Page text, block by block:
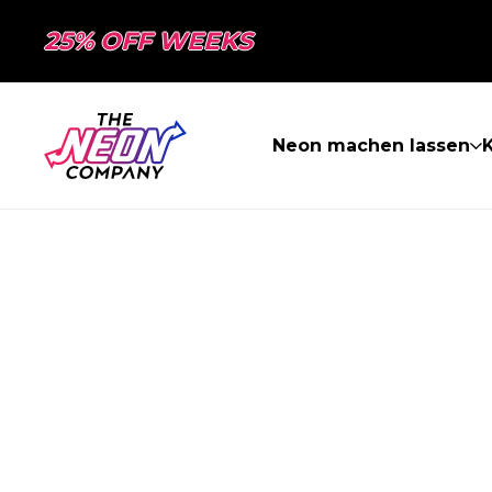
25% OFF WEEKS
Neon machen lassen